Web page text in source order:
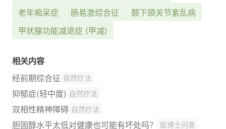
老年痴呆症
肠易激综合征
颞下颌关节紊乱病
甲状腺功能减退症 (甲减)
相关内容
经前期综合征 自然疗法
抑郁症(轻中度) 自然疗法
双相性精神障碍 自然疗法
胆固醇水平太低对健康也可能有坏处吗？ 医博士问答